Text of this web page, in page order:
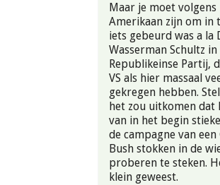
Maar je moet volgens
Amerikaan zijn om in
iets gebeurd was a la
Wasserman Schultz in
Republikeinse Partij,
VS als hier massaal
gekregen hebben.
het zou uitkomen dat
van in het begin
de campagne van
Bush stokken in de
proberen te steken.
klein geweest.